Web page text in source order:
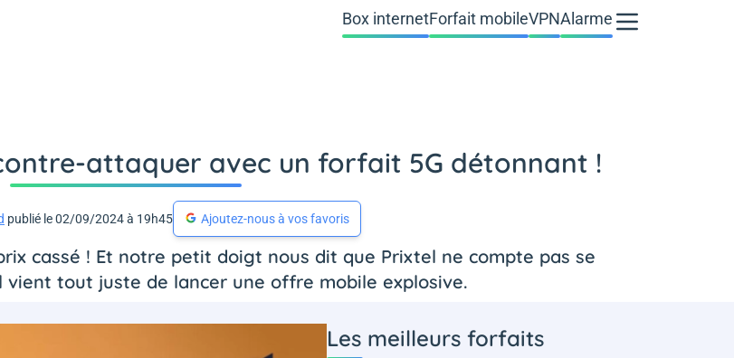
Box internetForfait mobileVPNAlarme
attaquer avec un forfait 5G détonnant !
publié le 02/09/2024 à 19h45 Ajoutez-nous à vos favoris
cassé ! Et notre petit doigt nous dit que Prixtel ne compte pas se
vient tout juste de lancer une offre mobile explosive.
Les meilleurs forfaits